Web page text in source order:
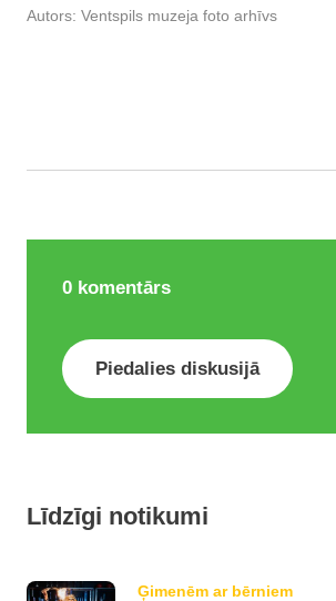
Autors: Ventspils muzeja foto arhīvs
0 komentārs
Piedalies diskusijā
Līdzīgi notikumi
Ģimenēm ar bērniem